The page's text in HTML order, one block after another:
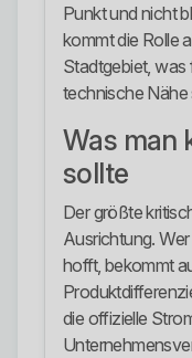
Punkt und nicht
kommt die Rolle
Stadtgebiet, was
technische Nähe
Was man
sollte
Der größte
Ausrichtung.
hofft, bekommt
die offizielle